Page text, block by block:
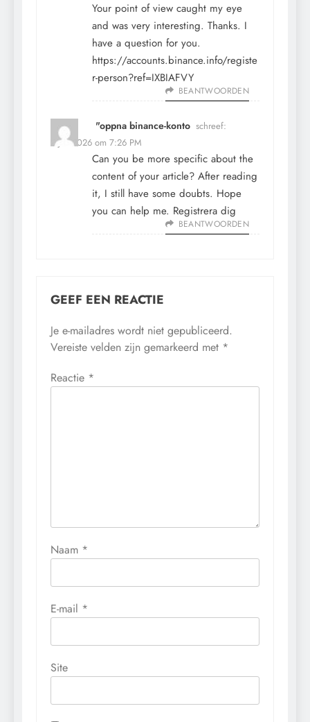
Your point of view caught my eye
and was very interesting. Thanks. I
have a question for you.
https://accounts.binance.info/registe
r-person?ref=IXBIAFVY
BEANTWOORDEN
"oppna binance-konto schreef:
7 juli 2026 om 7:26 PM
Can you be more specific about the
content of your article? After reading
it, I still have some doubts. Hope
you can help me. Registrera dig
BEANTWOORDEN
GEEF EEN REACTIE
Je e-mailadres wordt niet gepubliceerd.
Vereiste velden zijn gemarkeerd met *
Reactie *
Naam *
E-mail *
Site